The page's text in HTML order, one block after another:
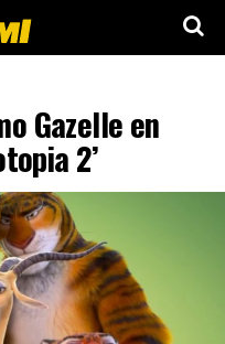
Gazelle en
2’